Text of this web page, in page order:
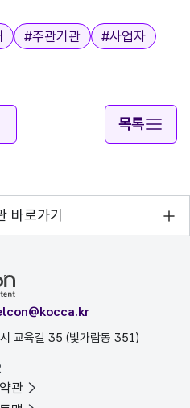
#주관기관 #사업자
목록
바로가기
교육길 35 (빛가람동 351)
관